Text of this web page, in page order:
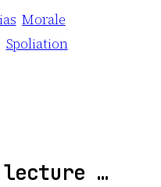
Morale
Spoliation
…